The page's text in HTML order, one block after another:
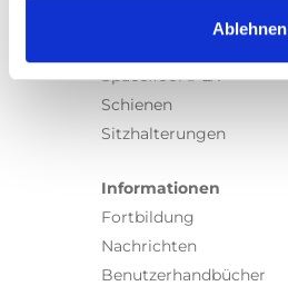
Ablehnen
Spacefloor® LX
Schienen
Sitzhalterungen
Informationen
Fortbildung
Nachrichten
Benutzerhandbücher